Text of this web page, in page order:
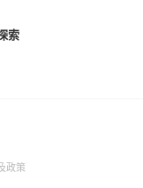
索
政策(Open